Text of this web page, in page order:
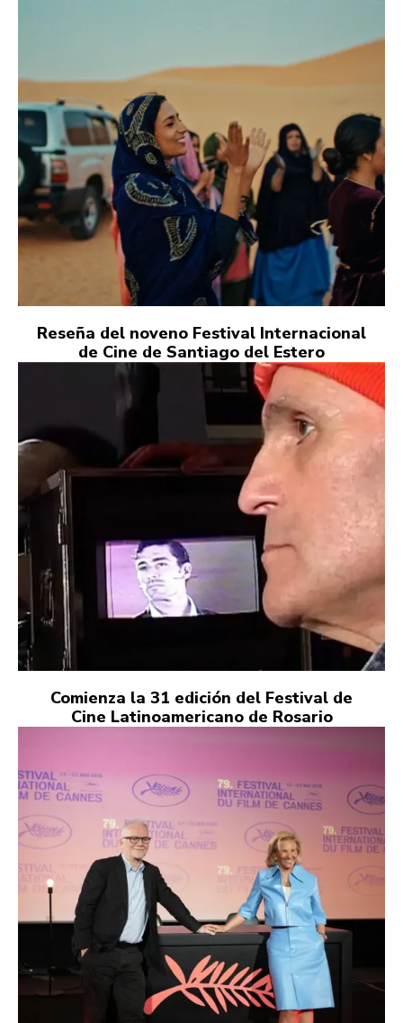
Reseña del noveno Festival Internacional
de Cine de Santiago del Estero
Comienza la 31 edición del Festival de
Cine Latinoamericano de Rosario